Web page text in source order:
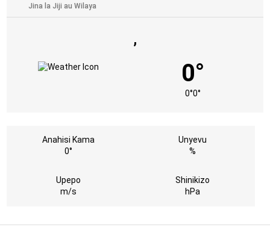
,
0°
0°0°
Anahisi Kama
0°
Unyevu
%
Upepo
m/s
Shinikizo
hPa